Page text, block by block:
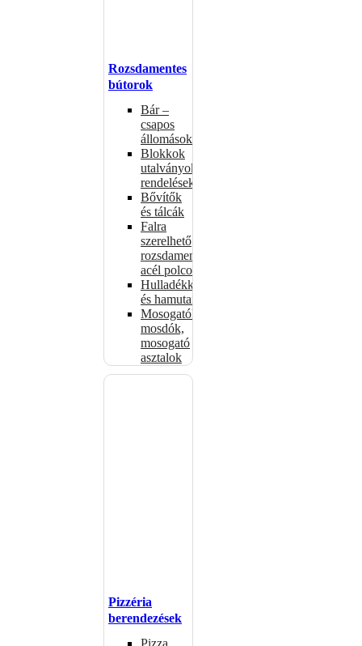
Rozsdamentes
bútorok
Bár –
csapos
állomások
Blokkok
utalványokhoz,
rendelésekhez
Bővítők
és tálcák
Falra
szerelhető
rozsdamentes
acél polcok
Hulladékkosarak
és hamutartók
Mosogatók,
mosdók,
mosogató
asztalok
Pizzéria
berendezések